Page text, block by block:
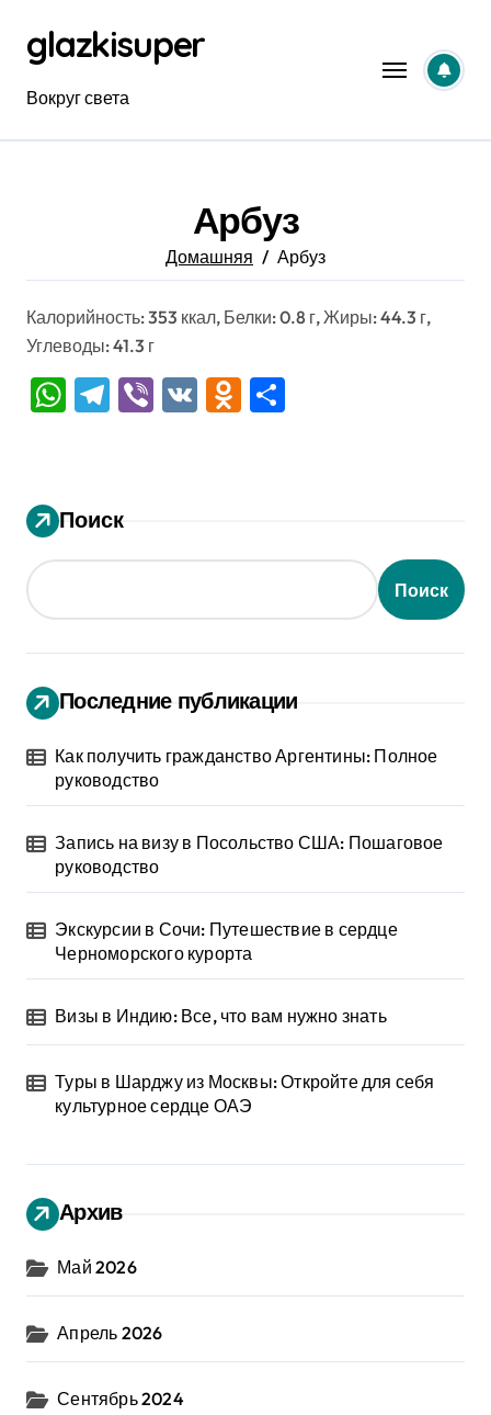
содержанию
glazkisuper
Вокруг света
Арбуз
Домашняя Арбуз
Калорийность: 353 ккал, Белки: 0.8 г, Жиры: 44.3 г,
Углеводы: 41.3 г
WhatsApp
Telegram
Viber
VK Odnoklassniki
Поиск
Поиск
Последние публикации
Как получить гражданство Аргентины: Полное
руководство
Запись на визу в Посольство США: Пошаговое
руководство
Экскурсии в Сочи: Путешествие в сердце
Черноморского курорта
Визы в Индию: Все, что вам нужно знать
Туры в Шарджу из Москвы: Откройте для себя
культурное сердце ОАЭ
Архив
Май 2026
Апрель 2026
Сентябрь 2024